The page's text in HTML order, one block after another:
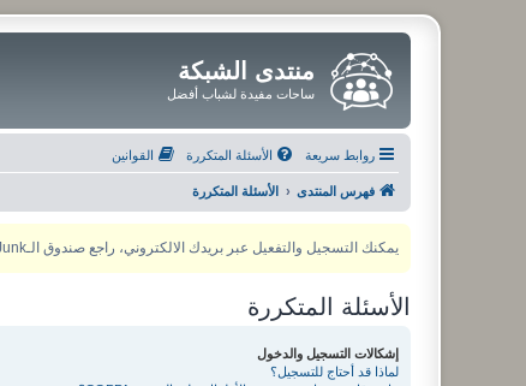
منتدى الشبكة
ساحات مفيدة لشباب أفضل
روابط سريعة الأسئلة المتكررة القوانين
فهرس المنتدى الأسئلة المتكررة
يمكنك التسجيل والتفعيل عبر بريدك الالكتروني، راجع صندوق الـJunk، ولأي مشكلة يمكنك التواصل مع مدير المنتدى عبر أي من وسائل التواصل الاجتماعي
الأسئلة المتكررة
إشكالات التسجيل والدخول
لماذا قد أحتاج للتسجيل؟